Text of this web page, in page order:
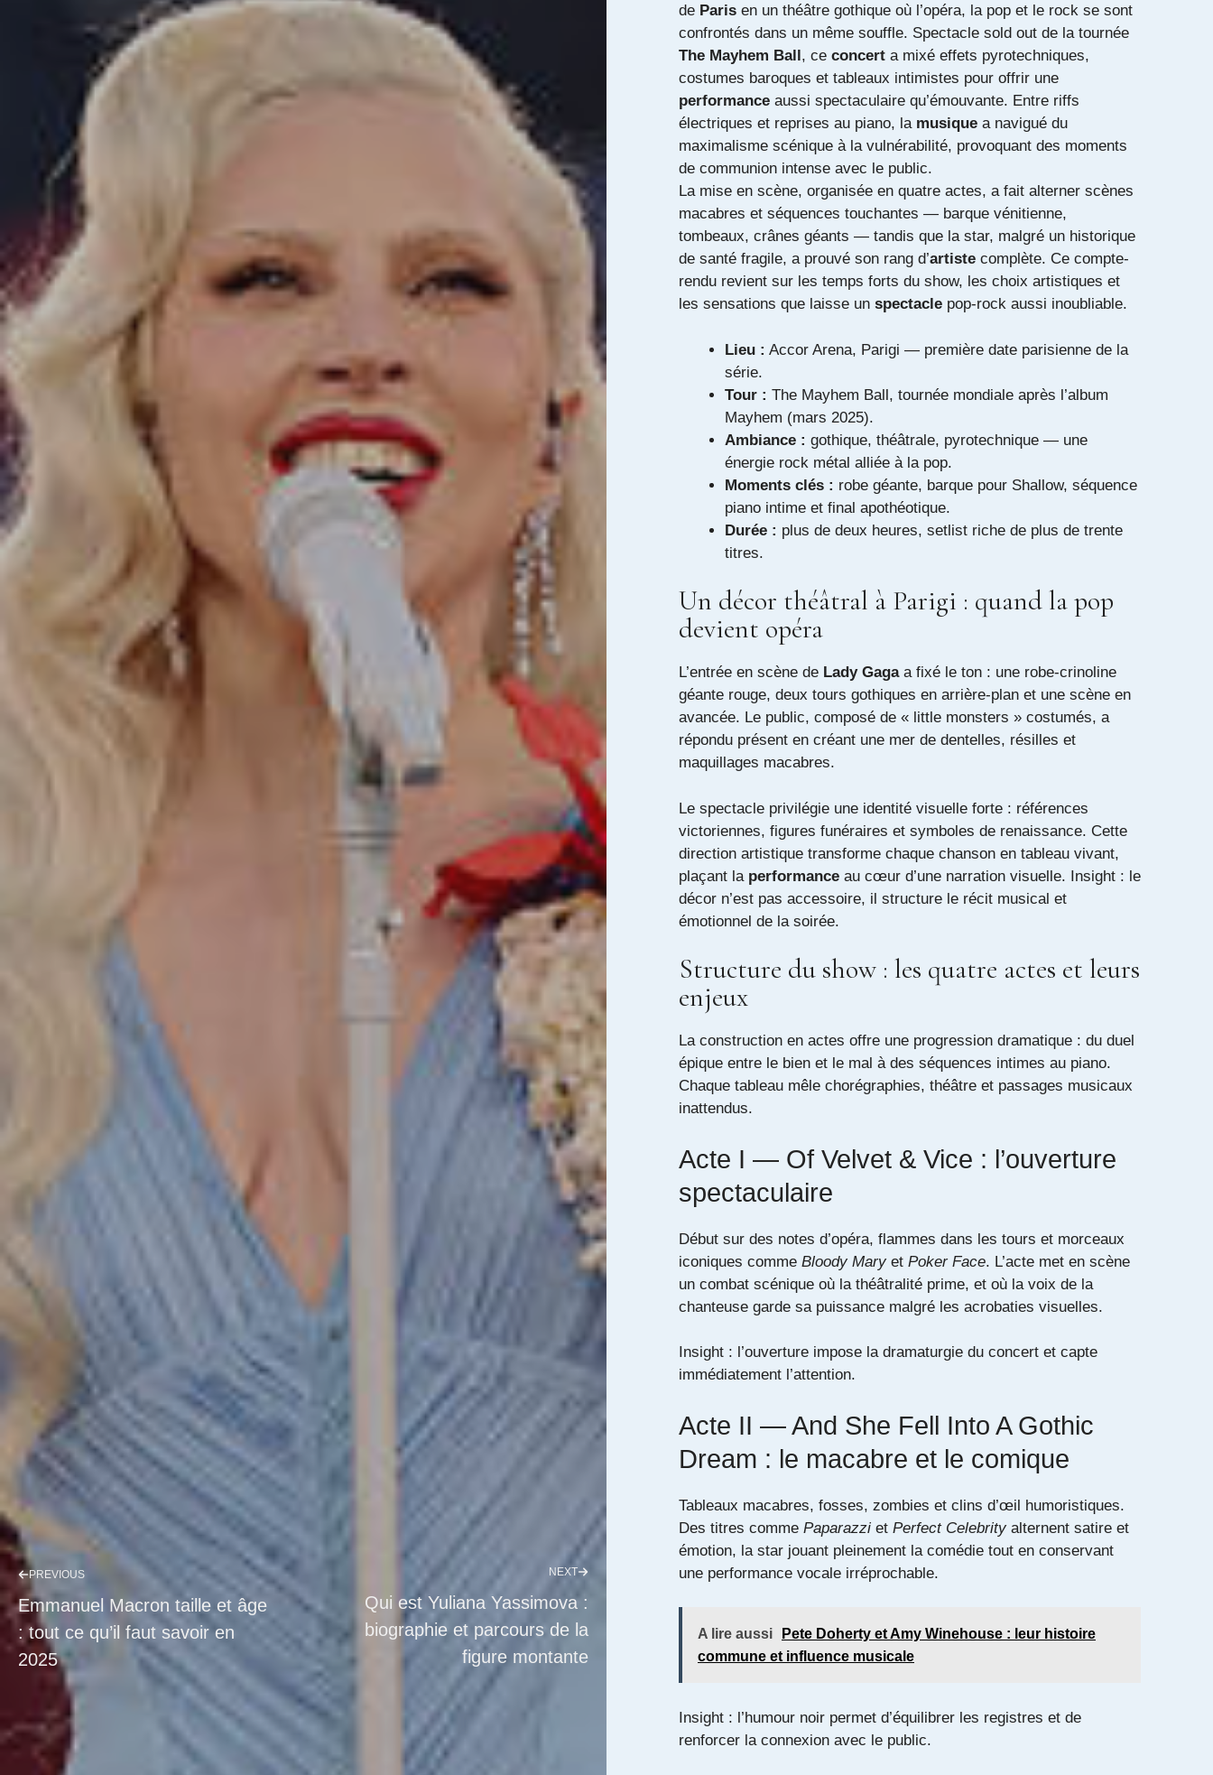
PREVIOUS
Emmanuel Macron taille et âge
: tout ce qu’il faut savoir en
2025
NEXT
Qui est Yuliana Yassimova :
biographie et parcours de la
figure montante
de Paris en un théâtre gothique où l’opéra, la pop et le rock se sont
confrontés dans un même souffle. Spectacle sold out de la tournée
The Mayhem Ball, ce concert a mixé effets pyrotechniques,
costumes baroques et tableaux intimistes pour offrir une
performance aussi spectaculaire qu’émouvante. Entre riffs
électriques et reprises au piano, la musique a navigué du
maximalisme scénique à la vulnérabilité, provoquant des moments
de communion intense avec le public.
La mise en scène, organisée en quatre actes, a fait alterner scènes
macabres et séquences touchantes — barque vénitienne,
tombeaux, crânes géants — tandis que la star, malgré un historique
de santé fragile, a prouvé son rang d’artiste complète. Ce compte-
rendu revient sur les temps forts du show, les choix artistiques et
les sensations que laisse un spectacle pop-rock aussi inoubliable.
Lieu : Accor Arena, Parigi — première date parisienne de la
série.
Tour : The Mayhem Ball, tournée mondiale après l’album
Mayhem (mars 2025).
Ambiance : gothique, théâtrale, pyrotechnique — une
énergie rock métal alliée à la pop.
Moments clés : robe géante, barque pour Shallow, séquence
piano intime et final apothéotique.
Durée : plus de deux heures, setlist riche de plus de trente
titres.
Un décor théâtral à Parigi : quand la pop
devient opéra
L’entrée en scène de Lady Gagaa fixé le ton : une robe-crinoline
géante rouge, deux tours gothiques en arrière-plan et une scène en
avancée. Le public, composé de « little monsters » costumés, a
répondu présent en créant une mer de dentelles, résilles et
maquillages macabres.
Le spectacle privilégie une identité visuelle forte : références
victoriennes, figures funéraires et symboles de renaissance. Cette
direction artistique transforme chaque chanson en tableau vivant,
plaçant la performance au cœur d’une narration visuelle. Insight : le
décor n’est pas accessoire, il structure le récit musical et
émotionnel de la soirée.
Structure du show : les quatre actes et leurs
enjeux
La construction en actes offre une progression dramatique : du duel
épique entre le bien et le mal à des séquences intimes au piano.
Chaque tableau mêle chorégraphies, théâtre et passages musicaux
inattendus.
Acte I — Of Velvet & Vice : l’ouverture
spectaculaire
Début sur des notes d’opéra, flammes dans les tours et morceaux
iconiques comme Bloody Maryet Poker Face. L’acte met en scène
un combat scénique où la théâtralité prime, et où la voix de la
chanteuse garde sa puissance malgré les acrobaties visuelles.
Insight : l’ouverture impose la dramaturgie du concert et capte
immédiatement l’attention.
Acte II — And She Fell Into A Gothic
Dream : le macabre et le comique
Tableaux macabres, fosses, zombies et clins d’œil humoristiques.
Des titres comme Paparazzi et Perfect Celebrityalternent satire et
émotion, la star jouant pleinement la comédie tout en conservant
une performance vocale irréprochable.
A lire aussi
Pete Doherty et Amy Winehouse : leur histoire
commune et influence musicale
Insight : l’humour noir permet d’équilibrer les registres et de
renforcer la connexion avec le public.